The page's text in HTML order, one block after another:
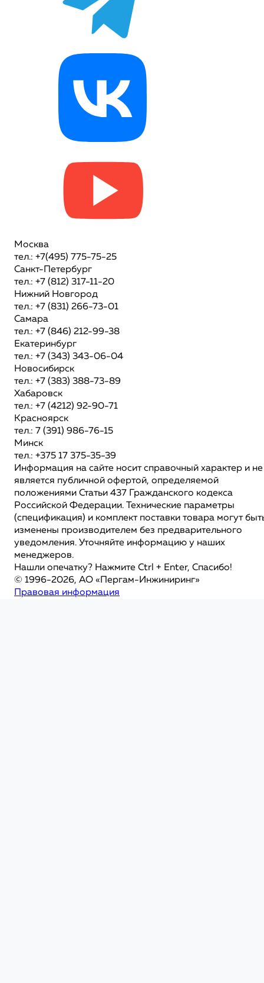
Москва
тел.: +7(495) 775-75-25
Санкт-Петербург
тел.: +7 (812) 317-11-20
Нижний Новгород
тел.: +7 (831) 266-73-01
Самара
тел.: +7 (846) 212-99-38
Екатеринбург
тел.: +7 (343) 343-06-04
Новосибирск
тел.: +7 (383) 388-73-89
Хабаровск
тел.: +7 (4212) 92-90-71
Красноярск
тел.: 7 (391) 986-76-15
Минск
тел.: +375 17 375-35-39
Информация на сайте носит справочный характер и не
является публичной офертой, определяемой
положениями Статьи 437 Гражданского кодекса
Российской Федерации. Технические параметры
(спецификация) и комплект поставки товара могут
изменены производителем без предварительного
уведомления. Уточняйте информацию у наших
менеджеров.
Нашли опечатку? Нажмите Ctrl + Enter, Спасибо!
© 1996-2026, АО «Пергам-Инжиниринг»
Правовая информация